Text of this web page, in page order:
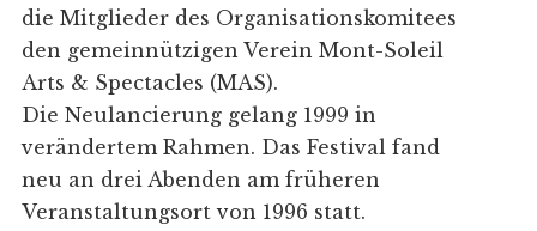
die Mitglieder des Organisationskomitees
den gemeinnützigen Verein Mont-Soleil
Arts & Spectacles (MAS).
Die Neulancierung gelang 1999 in
verändertem Rahmen. Das Festival fand
neu an drei Abenden am früheren
Veranstaltungsort von 1996 statt.